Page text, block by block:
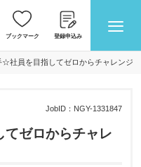
ブックマーク 登録申込み
☆社員を目指してゼロからチャレンジ
JobID： NGY-1331847
ゼロからチャレ